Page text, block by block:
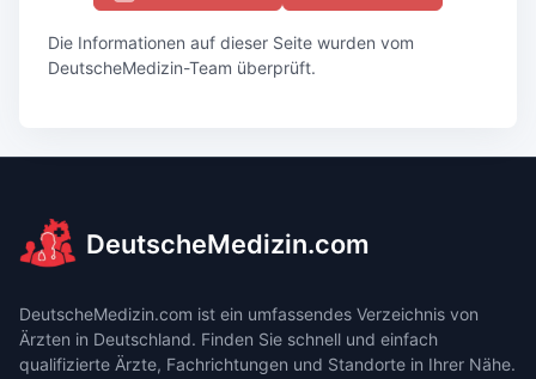
Die Informationen auf dieser Seite wurden vom
DeutscheMedizin-Team überprüft.
DeutscheMedizin.com
DeutscheMedizin.com ist ein umfassendes Verzeichnis von
Ärzten in Deutschland. Finden Sie schnell und einfach
qualifizierte Ärzte, Fachrichtungen und Standorte in Ihrer Nähe.